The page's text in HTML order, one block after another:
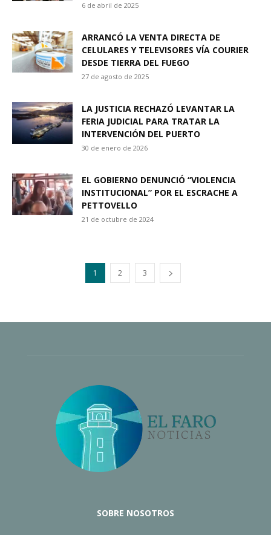
6 de abril de 2025
ARRANCÓ LA VENTA DIRECTA DE
CELULARES Y TELEVISORES VÍA COURIER
DESDE TIERRA DEL FUEGO
27 de agosto de 2025
LA JUSTICIA RECHAZÓ LEVANTAR LA
FERIA JUDICIAL PARA TRATAR LA
INTERVENCIÓN DEL PUERTO
30 de enero de 2026
EL GOBIERNO DENUNCIÓ “VIOLENCIA
INSTITUCIONAL” POR EL ESCRACHE A
PETTOVELLO
21 de octubre de 2024
1 2 3
SOBRE NOSOTROS